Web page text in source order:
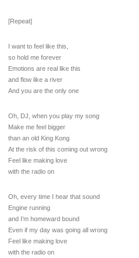
[Repeat]
I want to feel like this,
so hold me forever
Emotions are real like this
and flow like a river
And you are the only one
Oh, DJ, when you play my song
Make me feel bigger
than an old King Kong
At the risk of this coming out wrong
Feel like making love
with the radio on
Oh, every time I hear that sound
Engine running
and I’m homeward bound
Even if my day was going all wrong
Feel like making love
with the radio on